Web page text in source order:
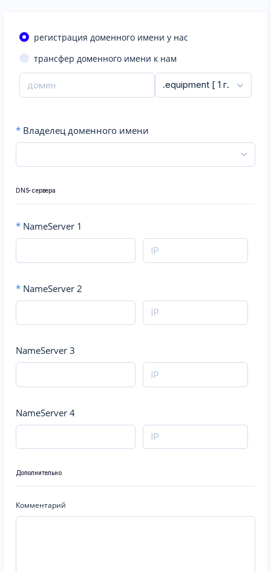
регистрация доменного имени у нас
трансфер доменного имени к нам
* Владелец доменного имени
DNS-сервера
* NameServer 1
* NameServer 2
NameServer 3
NameServer 4
Дополнительно
Комментарий